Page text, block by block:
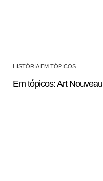
HISTÓRIA EM TÓPICOS
Em tópicos: Art Nouveau